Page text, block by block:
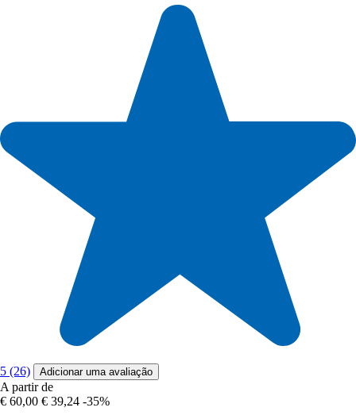
5 (26) Adicionar uma avaliação
A partir de
€ 60,00 € 39,24 -35%